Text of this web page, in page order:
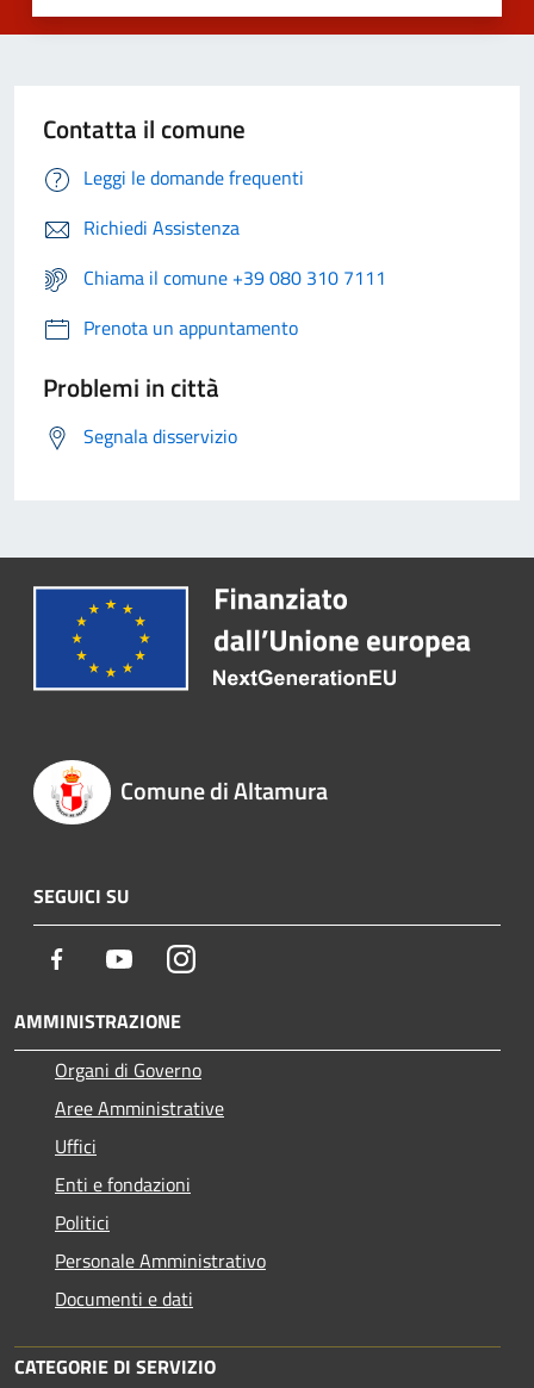
Contatta il comune
Leggi le domande frequenti
Richiedi Assistenza
Chiama il comune +39 080 310 7111
Prenota un appuntamento
Problemi in città
Segnala disservizio
Comune di Altamura
SEGUICI SU
Facebook YoutubeInstagram
AMMINISTRAZIONE
Organi di Governo
Aree Amministrative
Uffici
Enti e fondazioni
Politici
Personale Amministrativo
Documenti e dati
CATEGORIE DI SERVIZIO